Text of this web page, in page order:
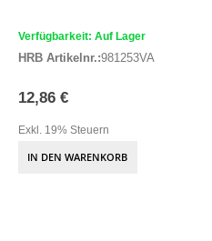
Verfügbarkeit: Auf Lager
HRB Artikelnr.:981253VA
12,86 €
Exkl. 19% Steuern
IN DEN WARENKORB